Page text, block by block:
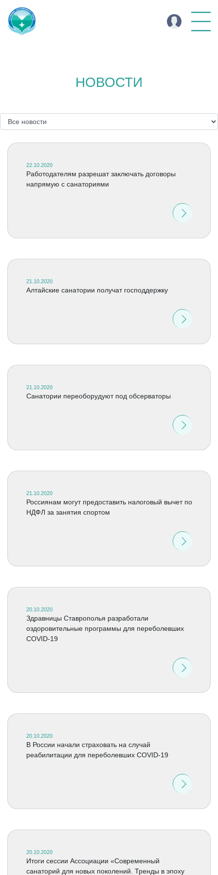
НОВОСТИ
22.10.2020
Работодателям разрешат заключать договоры
напрямую с санаториями
21.10.2020
Алтайские санатории получат господдержку
21.10.2020
Санатории переоборудуют под обсерваторы
21.10.2020
Россиянам могут предоставить налоговый вычет по
НДФЛ за занятия спортом
20.10.2020
Здравницы Ставрополья разработали
оздоровительные программы для переболевших
COVID-19
20.10.2020
В России начали страховать на случай
реабилитации для переболевших COVID-19
20.10.2020
Итоги сессии Ассоциации «Современный
санаторий для новых поколений. Тренды в эпоху